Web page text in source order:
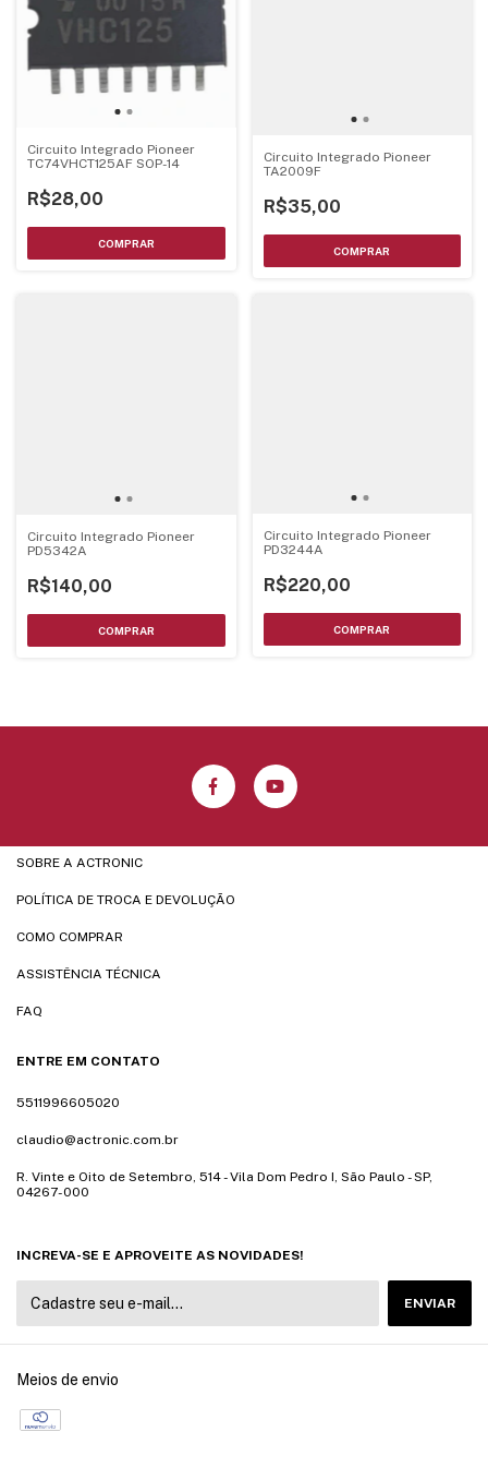
Circuito Integrado Pioneer
TC74VHCT125AF SOP-14
R$28,00
Circuito Integrado Pioneer
TA2009F
R$35,00
Circuito Integrado Pioneer
PD5342A
R$140,00
Circuito Integrado Pioneer
PD3244A
R$220,00
SOBRE A ACTRONIC
POLÍTICA DE TROCA E DEVOLUÇÃO
COMO COMPRAR
ASSISTÊNCIA TÉCNICA
FAQ
ENTRE EM CONTATO
5511996605020
claudio@actronic.com.br
R. Vinte e Oito de Setembro, 514 - Vila Dom Pedro I, São Paulo - SP,
04267-000
INCREVA-SE E APROVEITE AS NOVIDADES!
Meios de envio